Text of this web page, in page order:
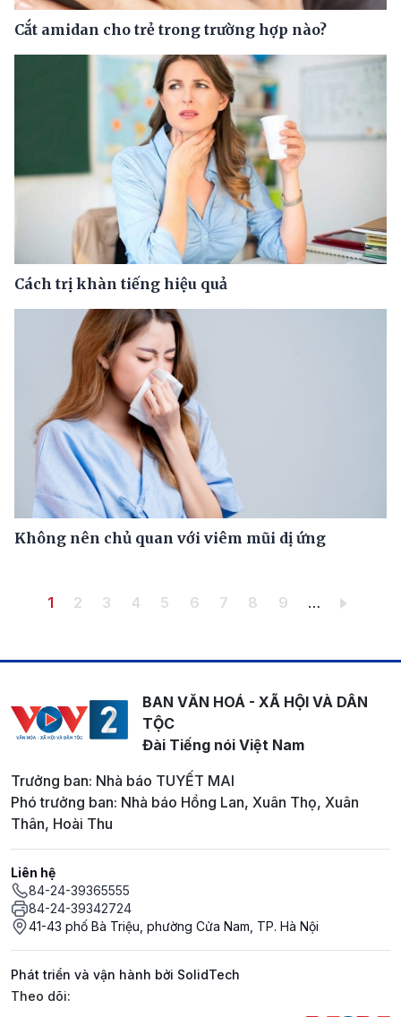
Cắt amidan cho trẻ trong trường hợp nào?
Cách trị khàn tiếng hiệu quả
Không nên chủ quan với viêm mũi dị ứng
Pagination
Trang hiện thời
1 Trang
2 Trang
3 Trang
4 Trang
5 Trang
6 Trang
7 Trang
8 Trang
9 …
BAN VĂN HOÁ - XÃ HỘI VÀ DÂN
TỘC
Đài Tiếng nói Việt Nam
Trưởng ban: Nhà báo TUYẾT MAI
Phó trưởng ban: Nhà báo Hồng Lan, Xuân Thọ, Xuân
Thân, Hoài Thu
Liên hệ
84-24-39365555
84-24-39342724
41-43 phố Bà Triệu, phường Cửa Nam, TP. Hà Nội
Phát triển và vận hành bởi SolidTech
Mạng xã hội
Theo dõi: